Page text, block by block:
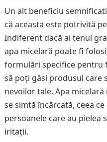
Un alt beneficiu
că aceasta este potrivită
Indiferent dacă ai tenul
apa micelară poate fi
formulări specifice pentru
să poți găsi produsul care
nevoilor tale. Apa
se simtă încărcată, ceea
persoanele care au pielea
iritații.